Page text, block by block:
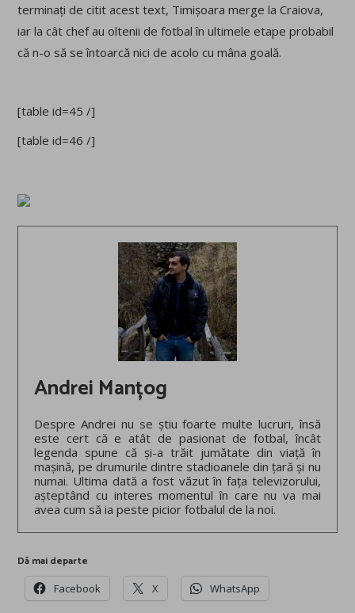
terminați de citit acest text, Timișoara merge la Craiova,
iar la cât chef au oltenii de fotbal în ultimele etape probabil
că n-o să se întoarcă nici de acolo cu mâna goală.
[table id=45 /]
[table id=46 /]
Andrei Manțog
Despre Andrei nu se știu foarte multe lucruri, însă
este cert că e atât de pasionat de fotbal, încât
legenda spune că și-a trăit jumătate din viață în
mașină, pe drumurile dintre stadioanele din țară și nu
numai. Ultima dată a fost văzut în fața televizorului,
așteptând cu interes momentul în care nu va mai
avea cum să ia peste picior fotbalul de la noi.
Dă mai departe
Facebook X WhatsApp